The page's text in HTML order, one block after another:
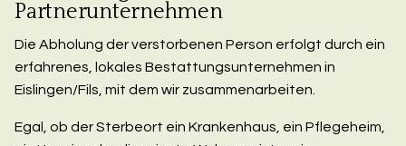
Partnerunternehmen
Die Abholung der verstorbenen Person erfolgt durch ein
erfahrenes, lokales Bestattungsunternehmen in
Eislingen/Fils, mit dem wir zusammenarbeiten.
Egal, ob der Sterbeort ein Krankenhaus, ein Pflegeheim,